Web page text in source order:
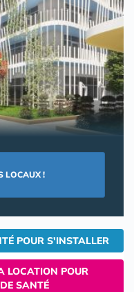
LOCAUX !
POUR S'INSTALLER
LOCATION POUR
SANTÉ